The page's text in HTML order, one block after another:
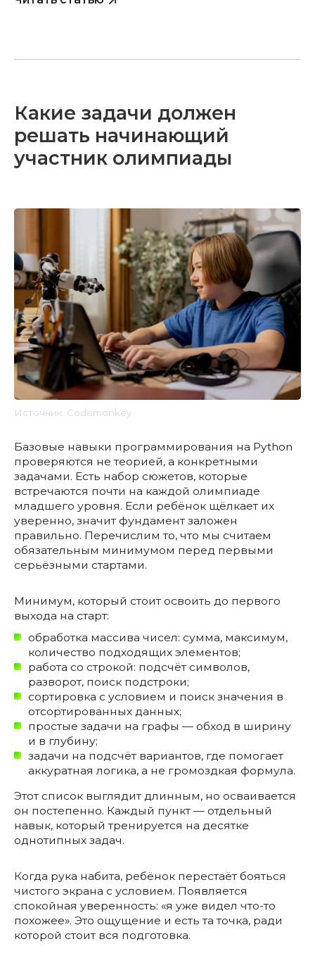
Какие задачи должен
решать начинающий
участник олимпиады
Источник: Codemonkey
Базовые навыки программирования на Python
проверяются не теорией, а конкретными
задачами. Есть набор сюжетов, которые
встречаются почти на каждой олимпиаде
младшего уровня. Если ребёнок щёлкает их
уверенно, значит фундамент заложен
правильно. Перечислим то, что мы считаем
обязательным минимумом перед первыми
серьёзными стартами.
Минимум, который стоит освоить до первого
выхода на старт:
обработка массива чисел: сумма, максимум,
количество подходящих элементов;
работа со строкой: подсчёт символов,
разворот, поиск подстроки;
сортировка с условием и поиск значения в
отсортированных данных;
простые задачи на графы — обход в ширину
и в глубину;
задачи на подсчёт вариантов, где помогает
аккуратная логика, а не громоздкая формула.
Этот список выглядит длинным, но осваивается
он постепенно. Каждый пункт — отдельный
навык, который тренируется на десятке
однотипных задач.
Когда рука набита, ребёнок перестаёт бояться
чистого экрана с условием. Появляется
спокойная уверенность: «я уже видел что-то
похожее». Это ощущение и есть та точка, ради
которой стоит вся подготовка.